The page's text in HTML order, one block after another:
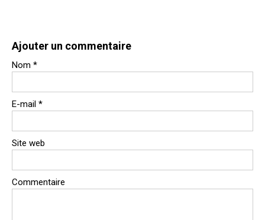
Ajouter un commentaire
Nom *
E-mail *
Site web
Commentaire